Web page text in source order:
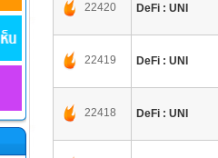
22420 DeFi : UNI
22419 DeFi : UNI
22418 DeFi : UNI